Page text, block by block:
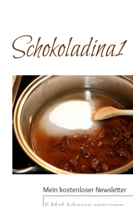
Schokoladina1
Mein kostenloser Newsletter